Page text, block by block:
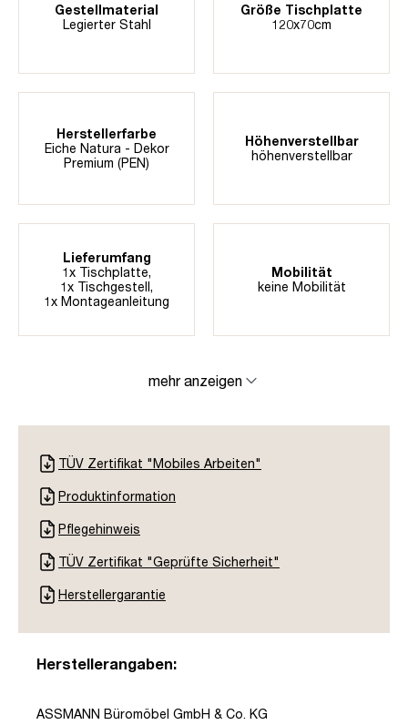
Gestellmaterial
Legierter Stahl
Größe Tischplatte
120x70cm
Herstellerfarbe
Eiche Natura - Dekor
Premium (PEN)
Höhenverstellbar
höhenverstellbar
Lieferumfang
1x Tischplatte,
1x Tischgestell,
1x Montageanleitung
Mobilität
keine Mobilität
mehr anzeigen
TÜV Zertifikat "Mobiles Arbeiten"
Produktinformation
Pflegehinweis
TÜV Zertifikat "Geprüfte Sicherheit"
Herstellergarantie
Herstellerangaben:
ASSMANN Büromöbel GmbH & Co. KG